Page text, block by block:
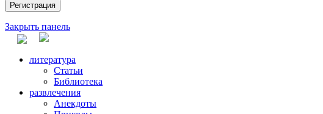
Закрыть панель
литература
Статьи
Библиотека
развлечения
Анекдоты